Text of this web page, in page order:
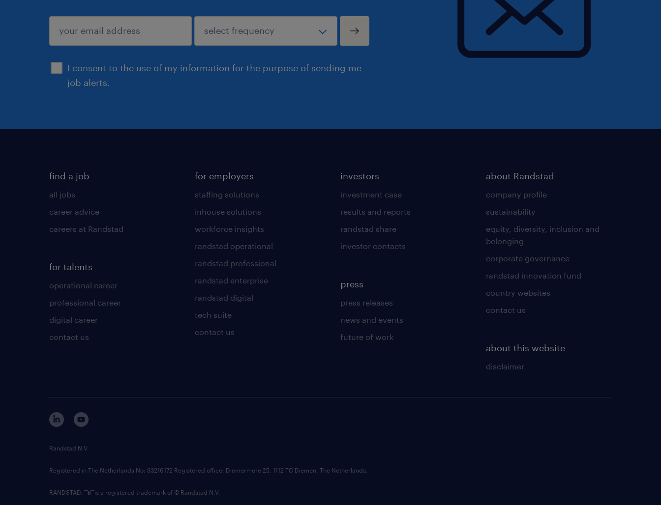
I consent to the use of my information for the purpose of sending me
job alerts.
submit
find a job
all jobs
career advice
careers at Randstad
for talents
operational career
professional career
digital career
contact us
for employers
staffing solutions
inhouse solutions
workforce insights
randstad operational
randstad professional
randstad enterprise
randstad digital
tech suite
contact us
investors
investment case
results and reports
randstad share
investor contacts
press
press releases
news and events
future of work
about Randstad
company profile
sustainability
equity, diversity, inclusion and
belonging
corporate governance
randstad innovation fund
country websites
contact us
about this website
disclaimer
Randstad N.V.
Registered in The Netherlands No: 33216172 Registered office: Diemermere 25, 1112 TC Diemen, The Netherlands.
RANDSTAD, is a registered trademark of © Randstad N.V.